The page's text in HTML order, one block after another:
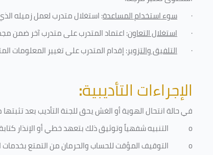
· سوء استخدام المساعدة: استغلال متدرب لعمل زميله
· استغلال التعاون: اعتماد المتدرب على متدرب آخر ضمن
· التلفيق والتزوير: إقدام المتدرب على تغيير المعلومات
الإجراءات التأديبية:
في حالة انتحال الهوية أو الغش يحق للجنة التأديب بعد تثبتها
o
التنبيه شفهياً وتوثيق ذلك بتعهد خطي أو الإنذار
o
التوقيف المؤقت للحساب والحرمان من التمتع